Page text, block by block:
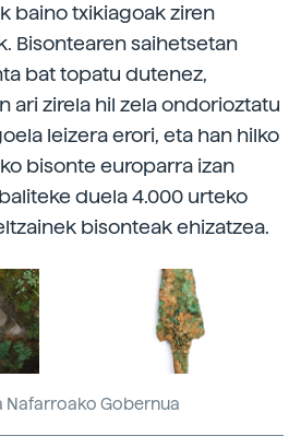
baino txikiagoak ziren
Bisontearen saihetsetan
bat topatu dutenez,
ari zirela hil zela ondorioztatu
leizera erori, eta han hilko
bisonte europarra izan
duela 4.000 urteko
bisonteak ehizatzea.
Nafarroako Gobernua